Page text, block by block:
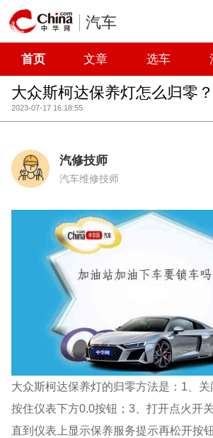
汽车
首页 文章 选车
大众斯柯达保养灯怎么归零？
2023-07-17 16:18:55
汽修技师
汽车维修技师
大众斯柯达保养灯的归零方法是：1、关
按住仪表下方0.0按钮；3、打开点火开
直到仪表上显示保养服务提示再松开按